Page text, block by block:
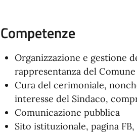
Competenze
Organizzazione e gestione
rappresentanza del Comune
Cura del cerimoniale,
interesse del Sindaco,
Comunicazione pubblica
Sito istituzionale, pagina FB,